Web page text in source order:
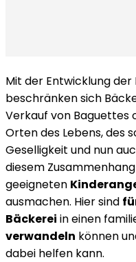
Mit der Entwicklung
beschränken sich
Verkauf von Baguettes
Orten des Lebens, des
Geselligkeit und nun
diesem
geeigneten
ausmachen. Hier sind
Bäckerei in einen
verwandeln können
dabei helfen kann.